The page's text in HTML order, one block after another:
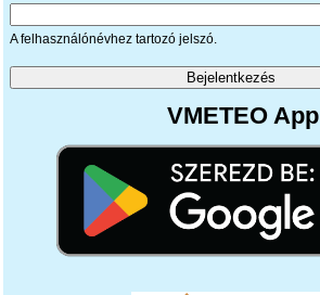
A felhasználónévhez tartozó jelszó.
VMETEO App